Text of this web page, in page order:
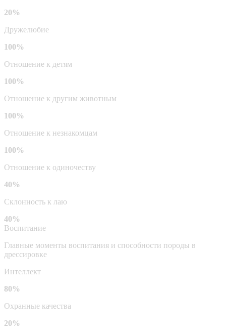
20%
Дружелюбие
100%
Отношение к детям
100%
Отношение к другим животным
100%
Отношение к незнакомцам
100%
Отношение к одиночеству
40%
Склонность к лаю
40%
Воспитание
Главные моменты воспитания и способности породы в
дрессировке
Интеллект
80%
Охранные качества
20%